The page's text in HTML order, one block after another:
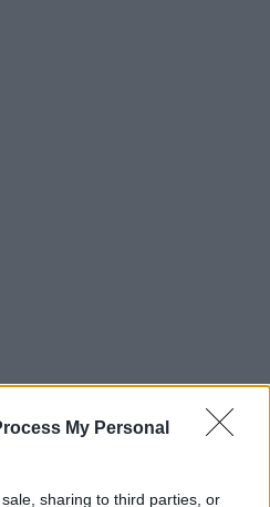
My Personal
sharing to third parties, or